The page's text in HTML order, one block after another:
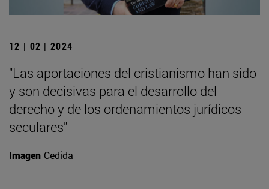
12 | 02 | 2024
"Las aportaciones del cristianismo han sido
y son decisivas para el desarrollo del
derecho y de los ordenamientos jurídicos
seculares"
Imagen Cedida